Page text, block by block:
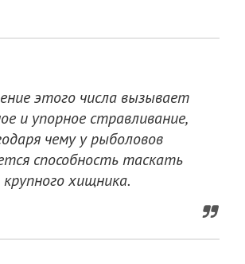
этого числа вызывает
и упорное стравливание,
чему у рыболовов
способность таскать
крупного хищника.